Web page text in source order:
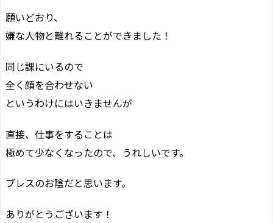
願いどおり、
嫌な人物と離れることができました！
同じ課にいるので
全く顔を合わせない
というわけにはいきませんが
直接、仕事をすることは
極めて少なくなったので、うれしいです。
ブレスのお陰だと思います。
ありがとうございます！